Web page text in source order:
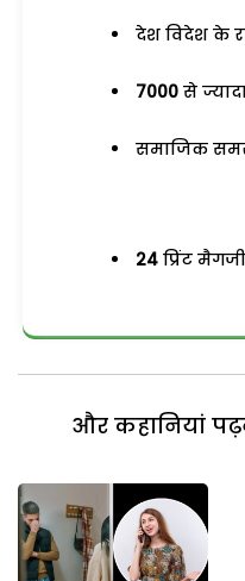
देश विदेश के
7000 से
समाजिक
24 प्रिंट
और कहानियां